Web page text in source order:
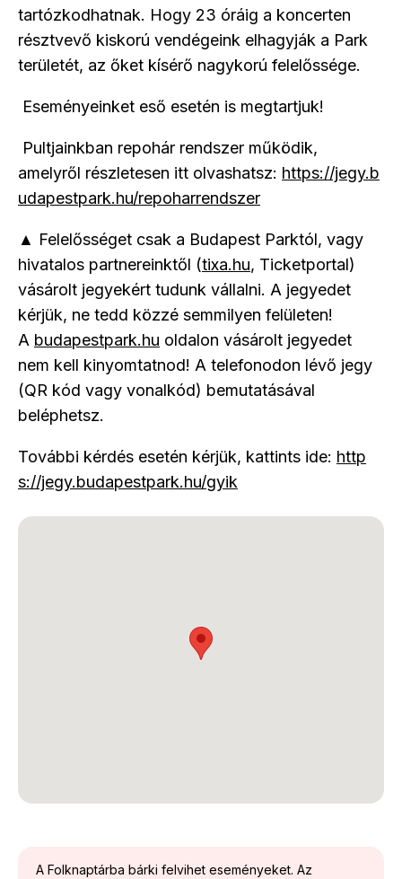
tartózkodhatnak. Hogy 23 óráig a koncerten
résztvevő kiskorú vendégeink elhagyják a Park
területét, az őket kísérő nagykorú felelőssége.
Eseményeinket eső esetén is megtartjuk!
Pultjainkban repohár rendszer működik,
amelyről részletesen itt olvashatsz: https://jegy.b
udapestpark.hu/repoharrendszer
▲ Felelősséget csak a Budapest Parktól, vagy
hivatalos partnereinktől (tixa.hu, Ticketportal)
vásárolt jegyekért tudunk vállalni. A jegyedet
kérjük, ne tedd közzé semmilyen felületen!
A budapestpark.hu oldalon vásárolt jegyedet
nem kell kinyomtatnod! A telefonodon lévő jegy
(QR kód vagy vonalkód) bemutatásával
beléphetsz.
További kérdés esetén kérjük, kattints ide: http
s://jegy.budapestpark.hu/gyik
A Folknaptárba bárki felvihet eseményeket. Az